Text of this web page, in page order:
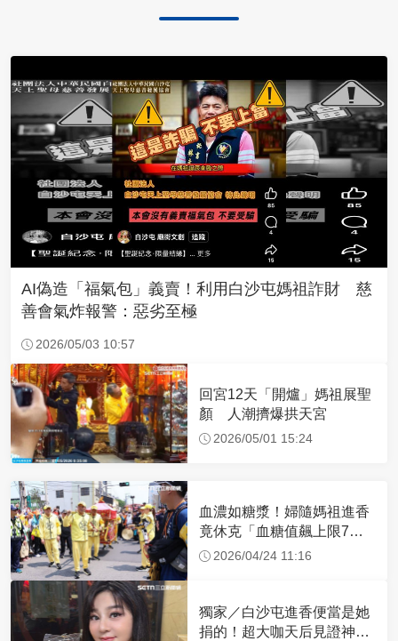
AI偽造「福氣包」義賣！利用白沙屯媽祖詐財 慈
善會氣炸報警：惡劣至極
2026/05/03 10:57
回宮12天「開爐」媽祖展聖
顏 人潮擠爆拱天宮
2026/05/01 15:24
血濃如糖漿！婦隨媽祖進香
竟休克「血糖值飆上限7
倍」 醫曝原因
2026/04/24 11:16
獨家／白沙屯進香便當是她
捐的！超大咖天后見證神